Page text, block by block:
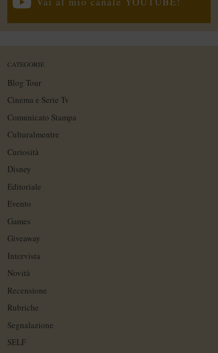
CATEGORIE
Blog Tour
Cinema e Serie Tv
Comunicato Stampa
Culturalmentre
Curiosità
Disney
Editoriale
Evento
Games
Giveaway
Intervista
Novità
Recensione
Rubriche
Segnalazione
SELF